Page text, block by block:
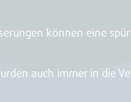
können eine
auch immer in die